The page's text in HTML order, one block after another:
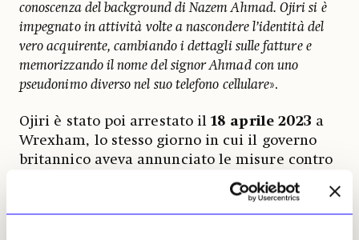
conoscenza del background di Nazem Ahmad. Ojiri si è
impegnato in attività volte a nascondere l’identità del
vero acquirente, cambiando i dettagli sulle fatture e
memorizzando il nome del signor Ahmad con uno
pseudonimo diverso nel suo telefono cellulare».
Ojiri è stato poi arrestato il18 aprile 2023 a
Wrexham, lo stesso giorno in cui il governo
britannico aveva annunciato le misure contro
Ahmad, che dal 2019 ha ricevuto sanzioni
anche dal governo statunitense. Gli agenti
hanno ottenuto un mandato per sequestrare